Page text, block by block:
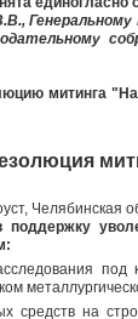
митинга
Челябинская
поддержку
средств на